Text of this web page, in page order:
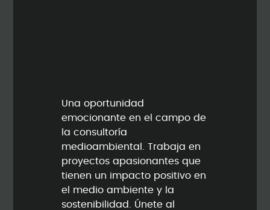
Una oportunidad
emocionante en el campo de
la consultoría
medioambiental. Trabaja en
proyectos apasionantes que
tienen un impacto positivo en
el medio ambiente y la
sostenibilidad. Únete al